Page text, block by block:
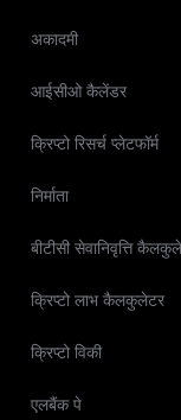
अकादमी
आईसीओ कैलेंडर
क्रिप्टो रिसर्च प्लेटफॉर्म
निर्माता
बीटीसी सेवानिवृत्ति
क्रिप्टो लाभ कैलकुलेटर
क्रिप्टो विकी
एलबैंक पे